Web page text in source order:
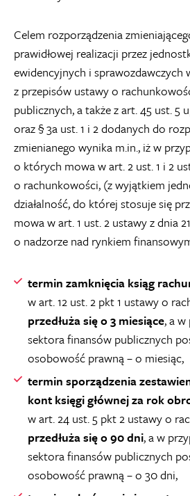
Celem rozporządzenia
prawidłowej realizacji przez
ewidencyjnych i sprawozdawczych
z przepisów ustawy o
publicznych, a także z art. 45 ust. 5
oraz § 3a ust. 1 i 2 dodanych do
zmienianego wynika m.in., iż w
o których mowa w art. 2 ust. 1 i 2
o rachunkowości, (z wyjątkiem
działalność, do której stosuje się
mowa w art. 1 ust. 2 ustawy z dnia
o nadzorze nad rynkiem
termin zamknięcia ksiąg
w art. 12 ust. 2 pkt 1 ustawy o
przedłuża się o 3 miesiące, a
sektora finansów publicznych
osobowość prawną – o miesiąc,
termin sporządzenia
kont księgi głównej za rok
w art. 24 ust. 5 pkt 2 ustawy o
przedłuża się o 90 dni, a w
sektora finansów publicznych
osobowość prawną – o 30 dni,